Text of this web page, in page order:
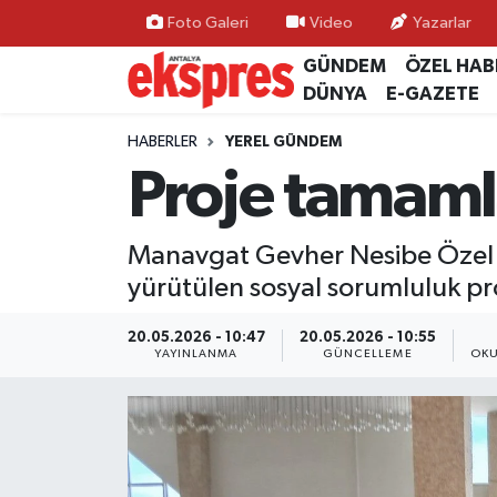
Foto Galeri Video Yazarlar
GÜNDEM ÖZEL
DÜNYA
E-GAZETE
HABERLER YEREL GÜNDEM
Proje
Manavgat Gevher Nesibe
yürütülen sosyal sorumluluk
20.05.2026 - 10:47
YAYINLANMA
20.05.2026 - 10:55
GÜNCELLEME
ÖZEL HABER
GÜNDEM
YEREL GÜNDEM
EKONOMİ
SİYASET
SAĞLIK
Nöbetçi Eczaneler
Hava Durumu
Trafik Durumu
Süper Lig Puan Durumu ve Fikstür
Haber Arşivi